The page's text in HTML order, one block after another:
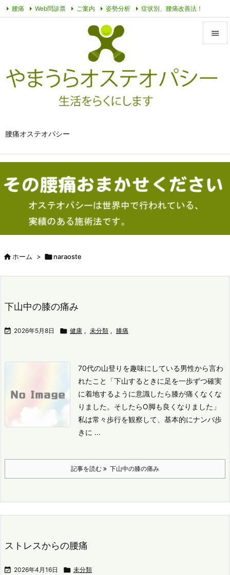
腰痛オステオパシー



腰痛 Web問診票 ご案内 姿勢分析 症状別、腰痛改善法！
その他動画
ホーム > naraoste
下山中の膝の痛み
 2026年5月8日  健康 , 未分類 , 膝痛
70代の山登りを趣味にしている男性から言わ
れたこと
「下山するときに足を一歩ずつ確実
に着地するように意識したら膝が痛くなくな
りました。そしたらО脚も良くなりました」
私は常々歩行を観察して、基本的にナンバ歩
きに ...
記事を読む 下山中の膝の痛み
ストレスからの腰痛
 2026年4月16日  未分類